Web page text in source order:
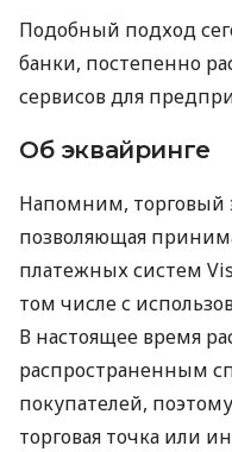
Подобный подход
банки, постепенно
сервисов для
Об эквайринге
Напомним, торговый
позволяющая
платежных систем
том числе с
В настоящее время
распространенным
покупателей,
торговая точка или